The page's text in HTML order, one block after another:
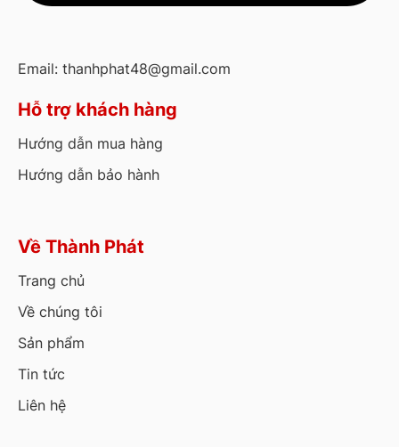
Email: thanhphat48@gmail.com
Hỗ trợ khách hàng
Hướng dẫn mua hàng
Hướng dẫn bảo hành
Về Thành Phát
Trang chủ
Về chúng tôi
Sản phẩm
Tin tức
Liên hệ